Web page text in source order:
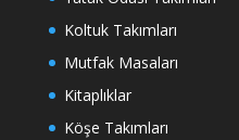
Koltuk Takımları
Mutfak Masaları
Kitaplıklar
Köşe Takımları